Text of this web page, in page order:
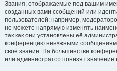
Звания, отображаемые под вашим
созданных вами сообщений или
пользователей: например,
не можете напрямую изменять
так как они установлены её
конференцию ненужными
своё звание. На большинстве
или администратор понизят значение